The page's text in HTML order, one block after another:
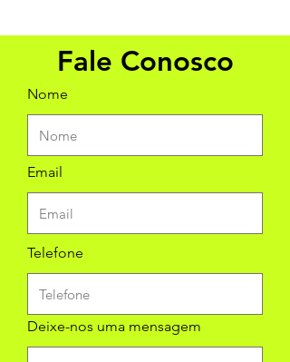
Fale Conosco
Nome
Email
Telefone
Deixe-nos uma mensagem